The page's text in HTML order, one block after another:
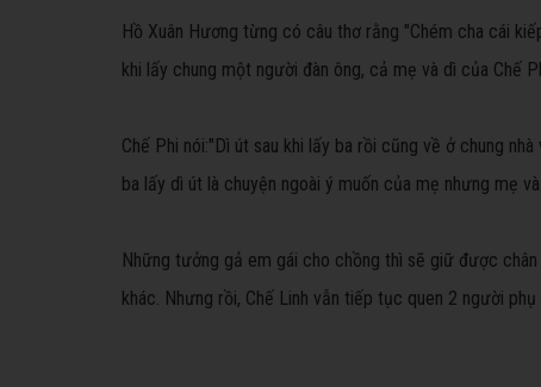
Hồ Xuân Hương từng có câu thơ rằng "Chém cha cái
khi lấy chung một người đàn ông, cả mẹ và dì của Chế
Chế Phi nói:"Dì út sau khi lấy ba rồi cũng về ở chung
ba lấy dì út là chuyện ngoài ý muốn của mẹ nhưng mẹ
Những tưởng gả em gái cho chồng thì sẽ giữ được
khác. Nhưng rồi, Chế Linh vẫn tiếp tục quen 2 người phụ